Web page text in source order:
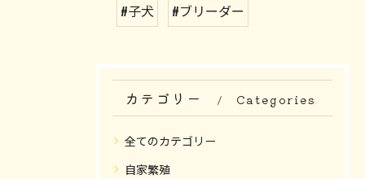
#子犬 #ブリーダー
カテゴリー Categories
全てのカテゴリー
自家繁殖